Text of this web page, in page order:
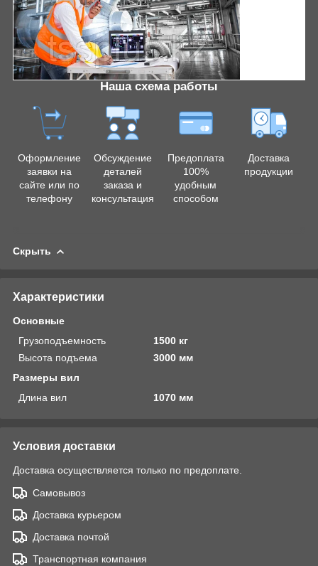
Наша схема работы
Оформление
заявки на
сайте или по
телефону
Обсуждение
деталей
заказа и
консультация
Предоплата
100%
удобным
способом
Доставка
продукции
Скрыть
Характеристики
Основные
Грузоподъемность
1500 кг
Высота подъема
3000 мм
Размеры вил
Длина вил
1070 мм
Условия доставки
Доставка осуществляется только по предоплате.
Самовывоз
Доставка курьером
Доставка почтой
Транспортная компания